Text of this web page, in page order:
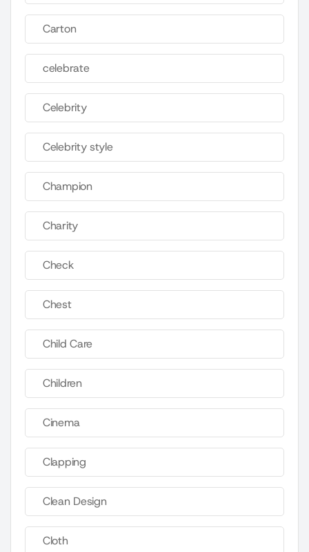
Carton
celebrate
Celebrity
Celebrity style
Champion
Charity
Check
Chest
Child Care
Children
Cinema
Clapping
Clean Design
Cloth